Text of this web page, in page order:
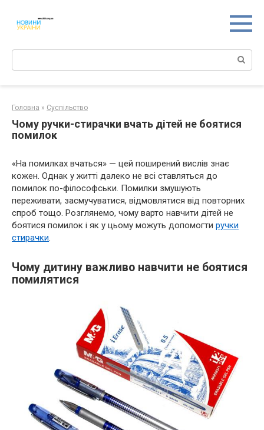
контенту
Поиск:
Головна » Суспільство
Чому ручки-стирачки вчать дітей не боятися
помилок
«На помилках вчаться» — цей поширений вислів знає
кожен. Однак у житті далеко не всі ставляться до
помилок по-філософськи. Помилки змушують
переживати, засмучуватися, відмовлятися від повторних
спроб тощо. Розглянемо, чому варто навчити дітей не
боятися помилок і як у цьому можуть допомогти ручки
стирачки.
Чому дитину важливо навчити не боятися
помилятися